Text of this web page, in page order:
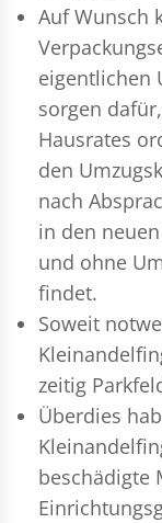
Auf Wunsch
eigentlichen
sorgen
Hausrates
den
nach
in den
und ohne
findet.
Soweit
zeitig
Überdies
beschädigte